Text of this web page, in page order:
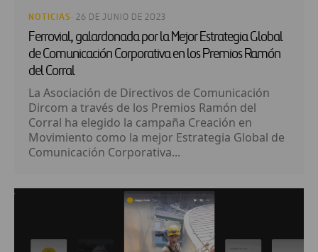
NOTICIAS · 26 DE JUNIO DE 2023
Ferrovial, galardonada por la Mejor Estrategia Global
de Comunicación Corporativa en los Premios Ramón
del Corral
La Asociación de Directivos de Comunicación
Dircom a través de los Premios Ramón del
Corral ha elegido la campaña Creación en
Movimiento como la mejor Estrategia Global de
Comunicación Corporativa...